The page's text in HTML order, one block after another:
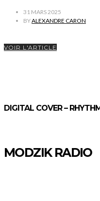
31 MARS 2025
BYALEXANDRE CARON
VOIR L'ARTICLE
DIGITAL COVER –
MODZIK RADIO